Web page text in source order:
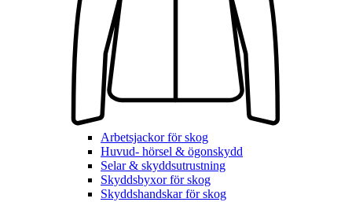
Arbetsjackor för skog
Huvud- hörsel & ögonskydd
Selar & skyddsutrustning
Skyddsbyxor för skog
Skyddshandskar för skog